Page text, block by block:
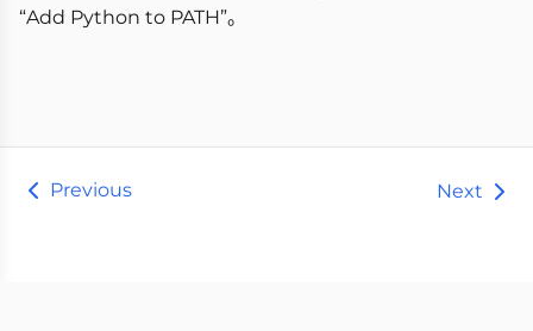
“Add Python to PATH”。
Previous Next